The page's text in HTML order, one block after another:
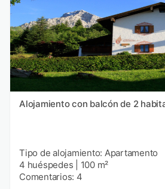
Alojamiento con balcón de 2
Tipo de alojamiento: Apartamento
4 huéspedes
100 m²
Comentarios: 4